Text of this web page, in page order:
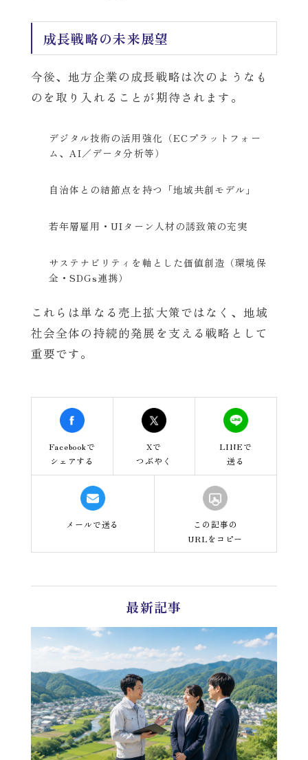
成長戦略の未来展望
今後、地方企業の成長戦略は次のようなも
のを取り入れることが期待されます。
デジタル技術の活用強化（ECプラットフォー
ム、AI／データ分析等）
自治体との結節点を持つ「地域共創モデル」
若年層雇用・UIターン人材の誘致策の充実
サステナビリティを軸とした価値創造（環境保
全・SDGs連携）
これらは単なる売上拡大策ではなく、地域
社会全体の持続的発展を支える戦略として
重要です。
Facebookで
シェアする
Xで
つぶやく
LINEで
送る
メールで送る
この記事の
URLをコピー
最新記事